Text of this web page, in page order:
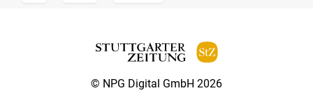
© NPG Digital GmbH 2026